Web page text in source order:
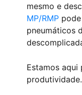
mesmo e
MP/RMP
pneumáticos
Estamos aqui
produtividade.